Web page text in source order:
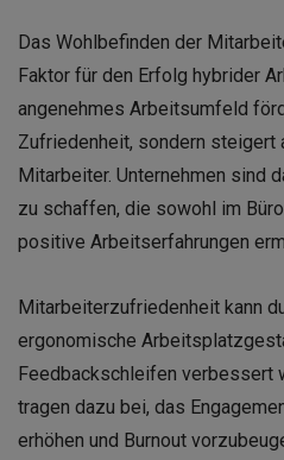
Das Wohlbefinden der
Faktor für den Erfolg hybrider
angenehmes Arbeitsumfeld
Zufriedenheit, sondern steigert
Mitarbeiter. Unternehmen sind
zu schaffen, die sowohl im
positive Arbeitserfahrungen
Mitarbeiterzufriedenheit kann
ergonomische
Feedbackschleifen verbessert
tragen dazu bei, das
erhöhen und Burnout